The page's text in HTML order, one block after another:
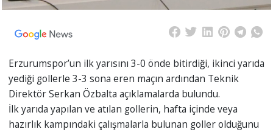
Erzurumspor’un ilk yarısını 3-0 önde bitirdiği, ikinci yarıda
yediği gollerle 3-3 sona eren maçın ardından Teknik
Direktör Serkan Özbalta açıklamalarda bulundu.
İlk yarıda yapılan ve atılan gollerin, hafta içinde veya
hazırlık kampındaki çalışmalarla bulunan goller olduğunu